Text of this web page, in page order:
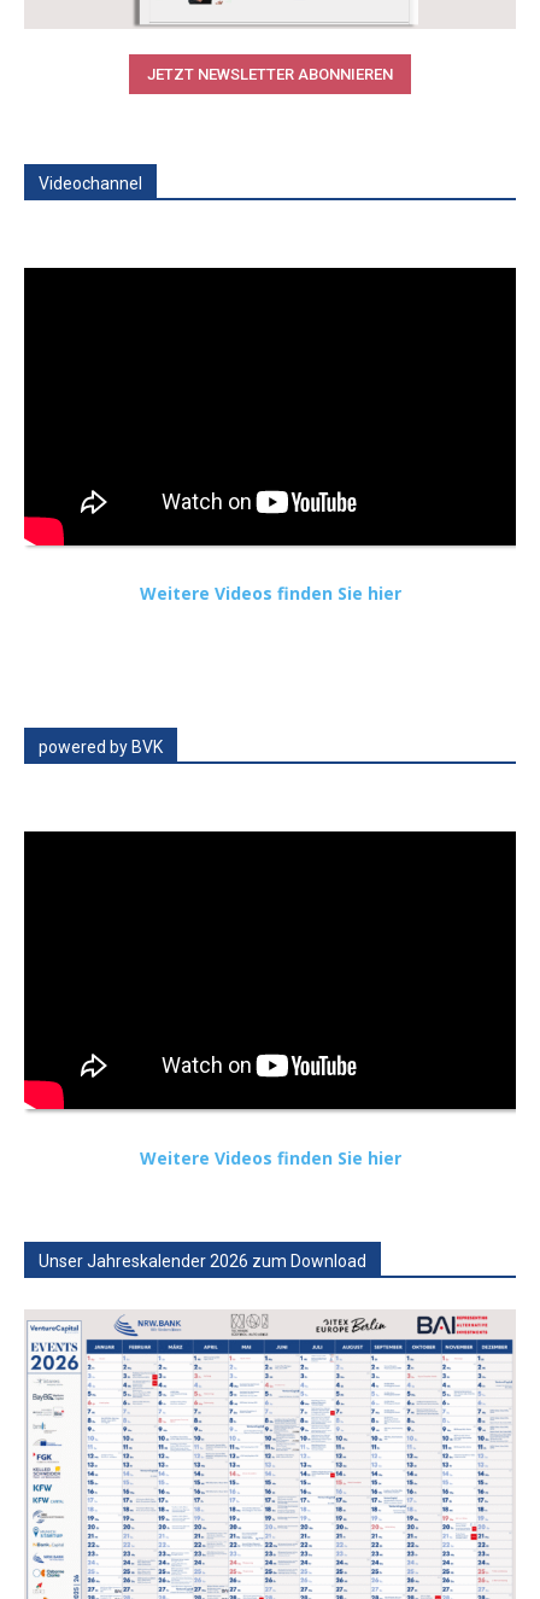
JETZT NEWSLETTER ABONNIEREN
Videochannel
Weitere Videos finden Sie hier
powered by BVK
Weitere Videos finden Sie hier
Unser Jahreskalender 2026 zum Download